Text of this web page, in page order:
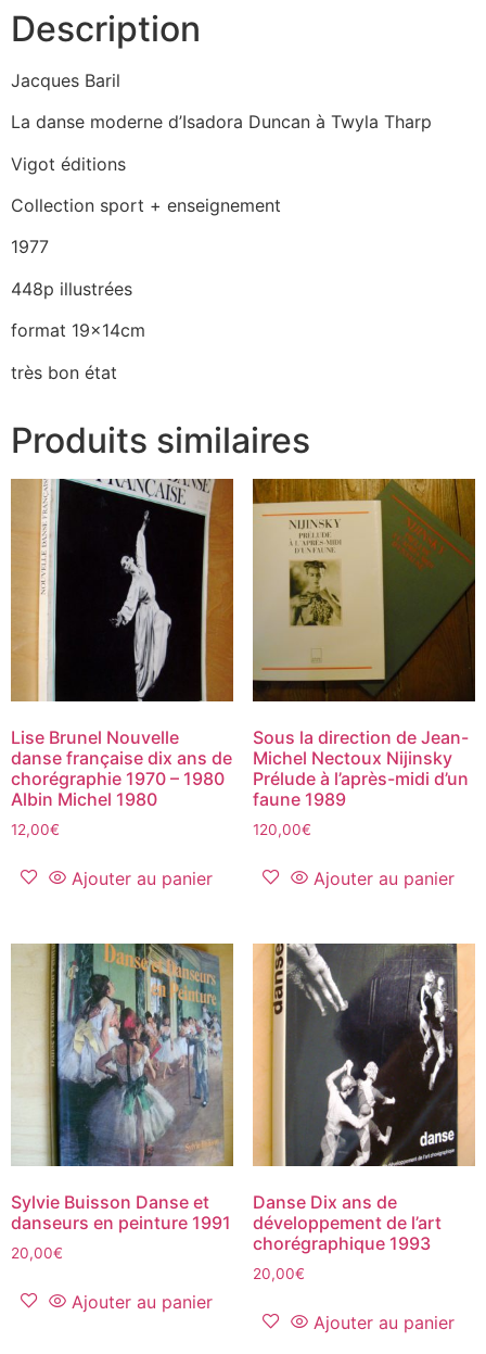
Description
Jacques Baril
La danse moderne d’Isadora Duncan à Twyla Tharp
Vigot éditions
Collection sport + enseignement
1977
448p illustrées
format 19x14cm
très bon état
Produits similaires
Lise Brunel Nouvelle
danse française dix ans de
chorégraphie 1970 – 1980
Albin Michel 1980
12,00€
Ajouter au panier
Sous la direction de Jean-
Michel Nectoux Nijinsky
Prélude à l’après-midi d’un
faune 1989
120,00€
Ajouter au panier
Sylvie Buisson Danse et
danseurs en peinture 1991
20,00€
Ajouter au panier
Danse Dix ans de
développement de l’art
chorégraphique 1993
20,00€
Ajouter au panier